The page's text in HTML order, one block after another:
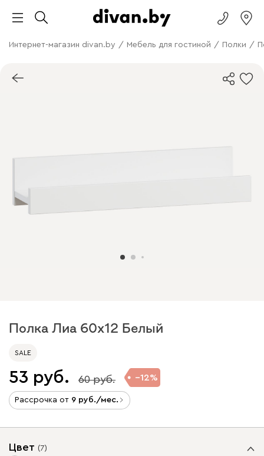
Интернет-магазин divan.by / Мебель для гостиной / Полки /
Полка Лиа 60x12 Белый
SALE
53 60 12
Рассрочка от 9 /мес.
Цвет (7)